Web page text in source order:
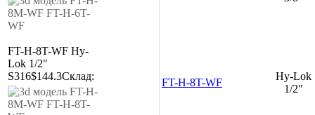
FT-H-8T-WF Hy-
Lok 1/2"
S316$144.3Склад:
FT-H-8T-WF
Hy-Lok
1/2"